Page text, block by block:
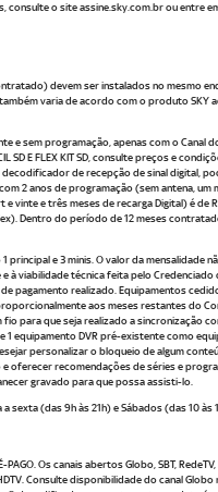
consulte o site assine.sky.com.br ou entre
devem ser instalados no mesmo
varia de acordo com o produto
e sem programação, apenas com o Canal
SD E FLEX KIT SD, consulte preços e
decodificador de recepção de sinal
2 anos de programação (sem antena,
vinte e três meses de recarga Digital) é
Dentro do período de 12 meses
principal e 3 minis. O valor da
viabilidade técnica feita pelo
pagamento realizado. Equipamentos
aos meses restantes do
para que seja realizado a sincronização
equipamento DVR pré-existente como
personalizar o bloqueio de algum
oferecer recomendações de séries e
gravado para que possa assisti-lo.
a sexta (das 9h às 21h) e Sábados (das 10
Os canais abertos Globo, SBT,
Consulte disponibilidade do canal